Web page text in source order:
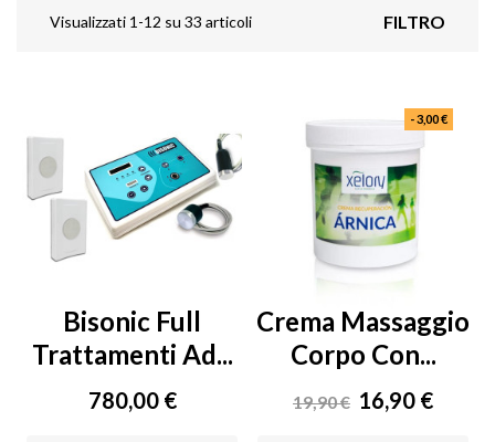
FILTRO
Visualizzati 1-12 su 33 articoli
Bisonic Full
Trattamenti Ad...
Prezzo
780,00 €
Crema Massaggio
Corpo Con...
Prezzo
19,90 € Prezzo
16,90 €
- 3,00 €